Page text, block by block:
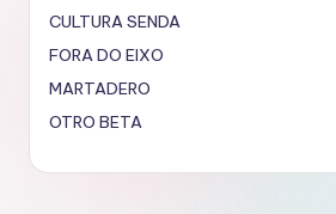
CULTURA SENDA
FORA DO EIXO
MARTADERO
OTRO BETA